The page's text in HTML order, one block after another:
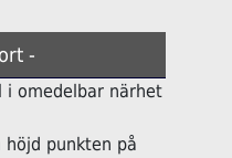
-
omedelbar närhet
höjd punkten på